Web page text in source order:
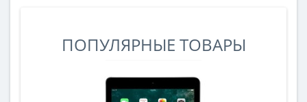
ПОПУЛЯРНЫЕ ТОВАРЫ